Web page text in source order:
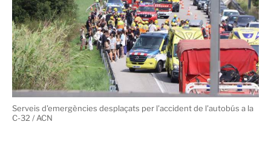
Serveis d'emergències desplaçats per l'accident de l'autobús a la
C-32 / ACN